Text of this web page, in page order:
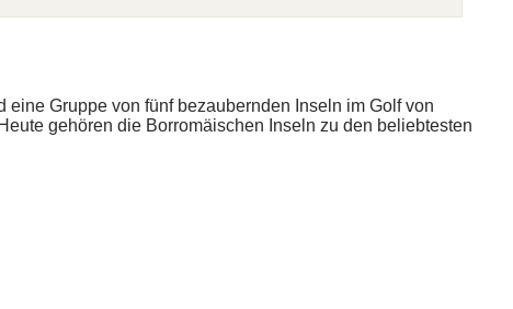
Gruppe von fünf bezaubernden Inseln im Golf von
gehören die Borromäischen Inseln zu den beliebtesten